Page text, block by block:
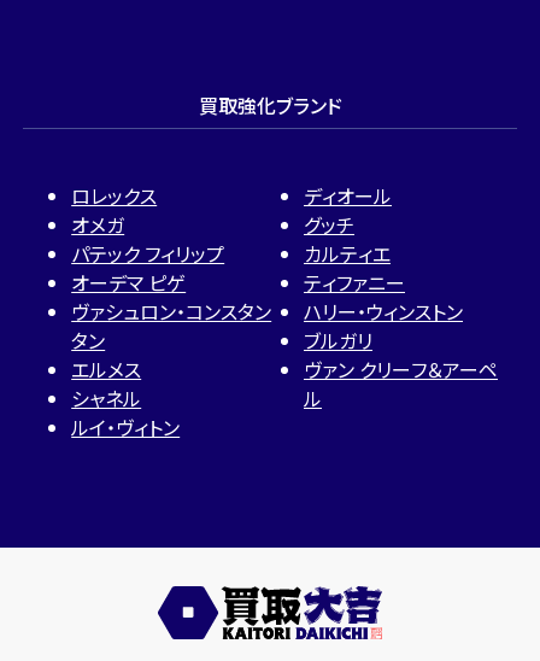
買取強化ブランド
ロレックス
オメガ
パテック フィリップ
オーデマ ピゲ
ヴァシュロン・コンスタン
タン
エルメス
シャネル
ルイ・ヴィトン
ディオール
グッチ
カルティエ
ティファニー
ハリー・ウィンストン
ブルガリ
ヴァン クリーフ＆アーペ
ル